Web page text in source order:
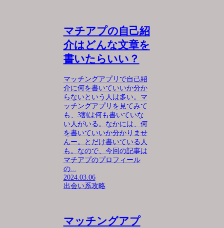
マチアプの自己紹
介はどんな文章を
書いたらいい？
マッチングアプリで自己紹
介に何を書いていいか分か
らないという人は多い。マ
ッチングアプリを見てみて
も、3割は何も書いていな
い人がいる。なかには、何
を書いていいか分かりませ
んー。とだけ書いている人
も。なので、今回の記事は
マチアプのプロフィール
の...
2024.03.06
出会い系攻略
マッチングアプ